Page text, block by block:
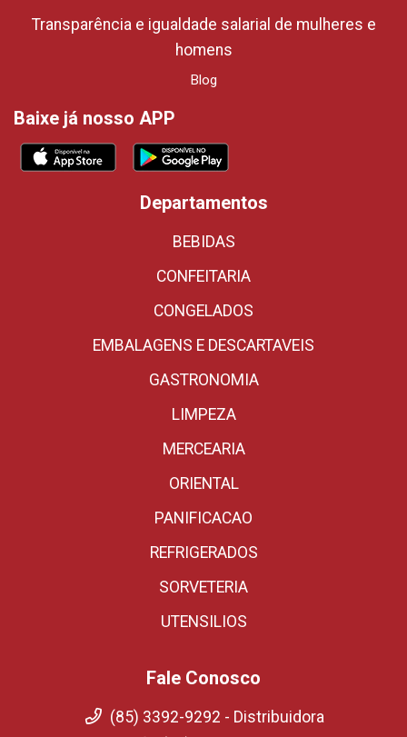
Transparência e igualdade salarial de mulheres e
homens
Blog
Baixe já nosso APP
Departamentos
BEBIDAS
CONFEITARIA
CONGELADOS
EMBALAGENS E DESCARTAVEIS
GASTRONOMIA
LIMPEZA
MERCEARIA
ORIENTAL
PANIFICACAO
REFRIGERADOS
SORVETERIA
UTENSILIOS
Fale Conosco
(85) 3392-9292 - Distribuidora